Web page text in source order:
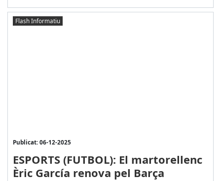
Flash Informatiu
Publicat: 06-12-2025
ESPORTS (FUTBOL): El martorellenc
Èric García renova pel Barça